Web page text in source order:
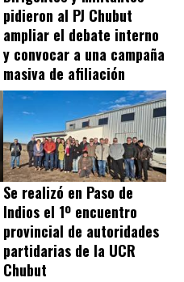
pidieron al PJ Chubut
ampliar el debate interno
y convocar a una campaña
masiva de afiliación
Se realizó en Paso de
Indios el 1º encuentro
provincial de autoridades
partidarias de la UCR
Chubut